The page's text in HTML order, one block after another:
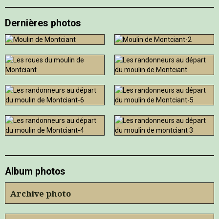
Dernières photos
Album photos
Archive photo